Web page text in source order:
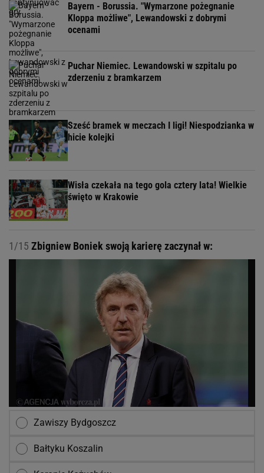
Bayern - Borussia. "Wymarzone pożegnanie
Kloppa możliwe", Lewandowski z dobrymi
ocenami
Puchar Niemiec. Lewandowski w szpitalu po
zderzeniu z bramkarzem
Sześć bramek w meczach I ligi! Niespodzianka w
hicie kolejki
Wisła czekała na tego gola cztery lata! Wielkie
święto w Krakowie
1/15 Zbigniew Boniek swoją karierę zaczynał w:
Zawiszy Bydgoszcz
Bałtyku Koszalin